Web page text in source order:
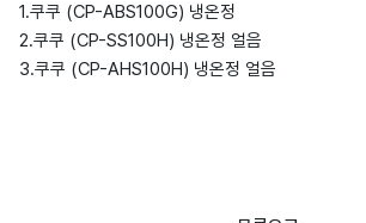
1.쿠쿠 (CP-ABS100G) 냉온정
2.쿠쿠 (CP-SS100H) 냉온정 얼음
3.쿠쿠 (CP-AHS100H) 냉온정 얼음